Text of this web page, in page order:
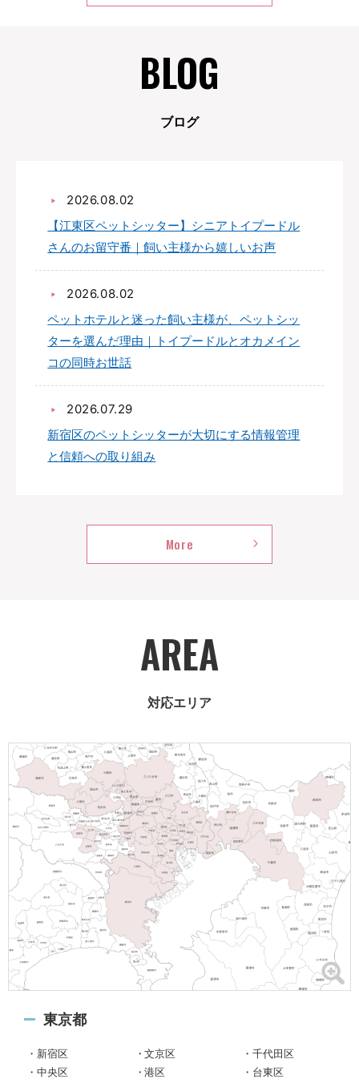
BLOG
ブログ
2026.08.02
【江東区ペットシッター】シニアトイプードル
さんのお留守番｜飼い主様から嬉しいお声
2026.08.02
ペットホテルと迷った飼い主様が、ペットシッ
ターを選んだ理由｜トイプードルとオカメイン
コの同時お世話
2026.07.29
新宿区のペットシッターが大切にする情報管理
と信頼への取り組み
More
AREA
対応エリア
東京都
新宿区 文京区
千代田区
中央区
港区
台東区